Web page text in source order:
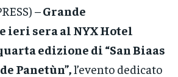
–Grande
ieri sera al NYX Hotel
edizione di “San Biaas
Panetùn”,l’evento dedicato